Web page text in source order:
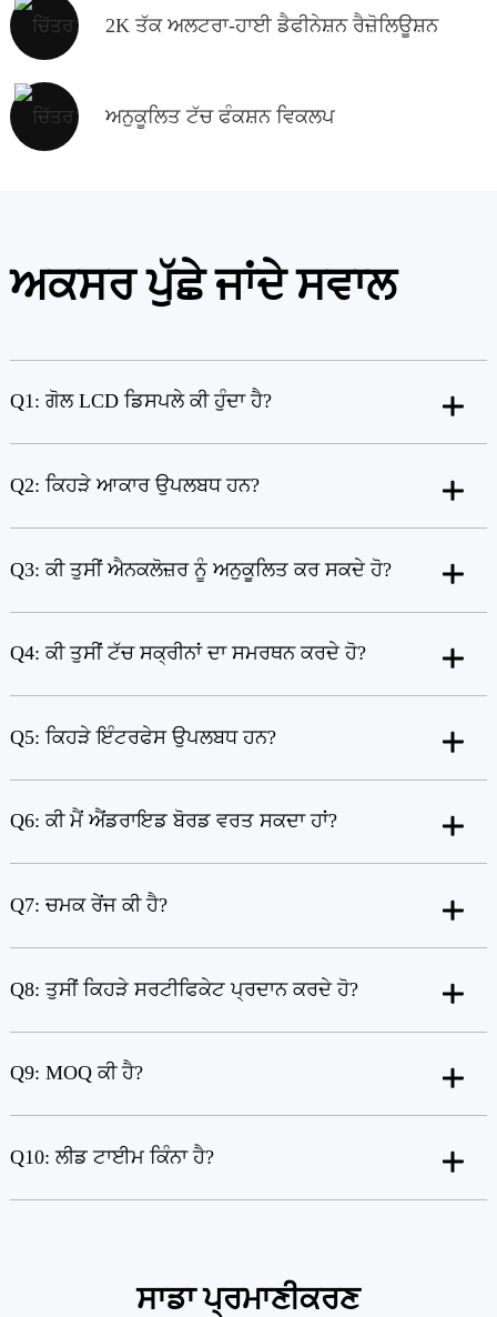
2K ਤੱਕ ਅਲਟਰਾ-ਹਾਈ ਡੈਫੀਨੇਸ਼ਨ ਰੈਜ਼ੋਲਿਊਸ਼ਨ
ਅਨੁਕੂਲਿਤ ਟੱਚ ਫੰਕਸ਼ਨ ਵਿਕਲਪ
ਅਕਸਰ ਪੁੱਛੇ ਜਾਂਦੇ ਸਵਾਲ
Q1: ਗੋਲ LCD ਡਿਸਪਲੇ ਕੀ ਹੁੰਦਾ ਹੈ?
Q2: ਕਿਹੜੇ ਆਕਾਰ ਉਪਲਬਧ ਹਨ?
Q3: ਕੀ ਤੁਸੀਂ ਐਨਕਲੋਜ਼ਰ ਨੂੰ ਅਨੁਕੂਲਿਤ ਕਰ ਸਕਦੇ ਹੋ?
Q4: ਕੀ ਤੁਸੀਂ ਟੱਚ ਸਕ੍ਰੀਨਾਂ ਦਾ ਸਮਰਥਨ ਕਰਦੇ ਹੋ?
Q5: ਕਿਹੜੇ ਇੰਟਰਫੇਸ ਉਪਲਬਧ ਹਨ?
Q6: ਕੀ ਮੈਂ ਐਂਡਰਾਇਡ ਬੋਰਡ ਵਰਤ ਸਕਦਾ ਹਾਂ?
Q7: ਚਮਕ ਰੇਂਜ ਕੀ ਹੈ?
Q8: ਤੁਸੀਂ ਕਿਹੜੇ ਸਰਟੀਫਿਕੇਟ ਪ੍ਰਦਾਨ ਕਰਦੇ ਹੋ?
Q9: MOQ ਕੀ ਹੈ?
Q10: ਲੀਡ ਟਾਈਮ ਕਿੰਨਾ ਹੈ?
ਸਾਡਾ ਪ੍ਰਮਾਣੀਕਰਣ